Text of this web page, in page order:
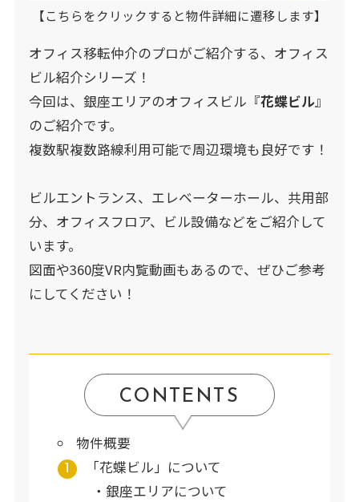
【こちらをクリックすると物件詳細に遷移します】
オフィス移転仲介のプロがご紹介する、オフィス
ビル紹介シリーズ！
今回は、銀座エリアのオフィスビル『花蝶ビル』
のご紹介です。
複数駅複数路線利用可能で周辺環境も良好です！
ビルエントランス、エレベーターホール、共用部
分、オフィスフロア、ビル設備などをご紹介して
います。
図面や360度VR内覧動画もあるので、ぜひご参考
にしてください！
CONTENTS
物件概要
「花蝶ビル」について
銀座エリアについて